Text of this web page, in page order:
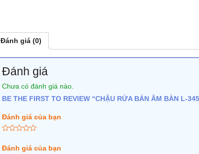
Đánh giá (0)
Đánh giá
Chưa có đánh giá nào.
BE THE FIRST TO REVIEW “CHẬU RỬA BÁN ÂM BÀN L-
Đánh giá của bạn
Đánh giá của bạn